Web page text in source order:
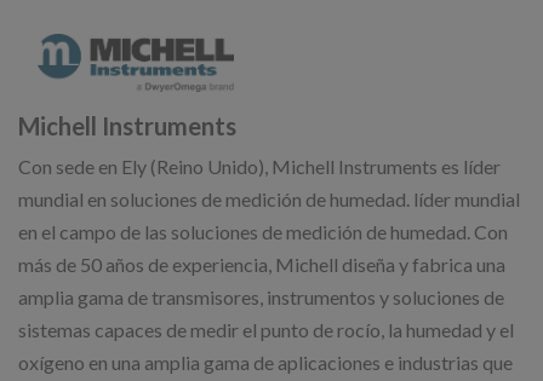
Michell Instruments
Con sede en Ely (Reino Unido), Michell Instruments es líder
mundial en soluciones de medición de humedad. líder mundial
en el campo de las soluciones de medición de humedad. Con
más de 50 años de experiencia, Michell diseña y fabrica una
amplia gama de transmisores, instrumentos y soluciones de
sistemas capaces de medir el punto de rocío, la humedad y el
oxígeno en una amplia gama de aplicaciones e industrias que